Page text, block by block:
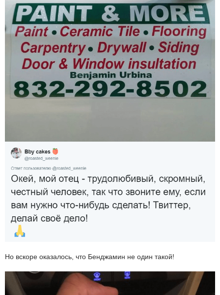
Но вскоре оказалось, что Бенджамин не один такой!